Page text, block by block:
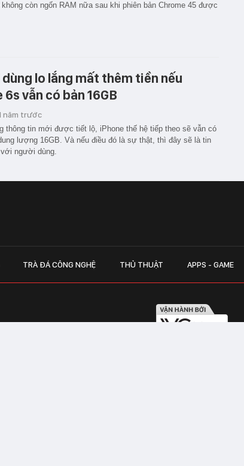
không còn ngốn RAM nữa sau khi phiên bản Chrome 45 được
lo lắng mất thêm tiền nếu
6s vẫn có bản 16GB
năm trước
thông tin mới được tiết lộ, iPhone thế hệ tiếp theo sẽ vẫn có
lượng 16GB. Và nếu điều đó là sự thật, thì đây sẽ là tin
người dùng.
TRÀ ĐÁ CÔNG NGHỆ THỦ THUẬT APPS - GAME